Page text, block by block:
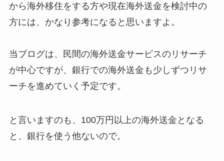
から海外移住をする方や現在海外送金を検討中の
方には、かなり参考になると思いますよ。
当ブログは、民間の海外送金サービスのリサーチ
が中心ですが、銀行での海外送金も少しずつリサ
ーチを進めていく予定です。
と言いますのも、100万円以上の海外送金となる
と、銀行を使う他ないので。